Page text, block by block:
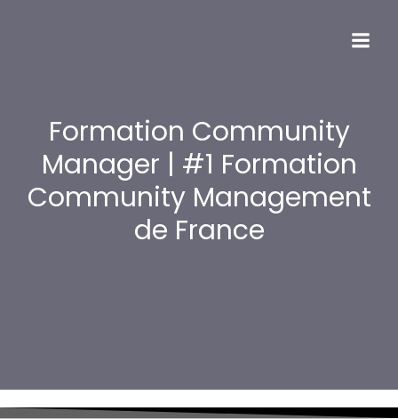
Formation Community
Manager | #1 Formation
Community Management
de France